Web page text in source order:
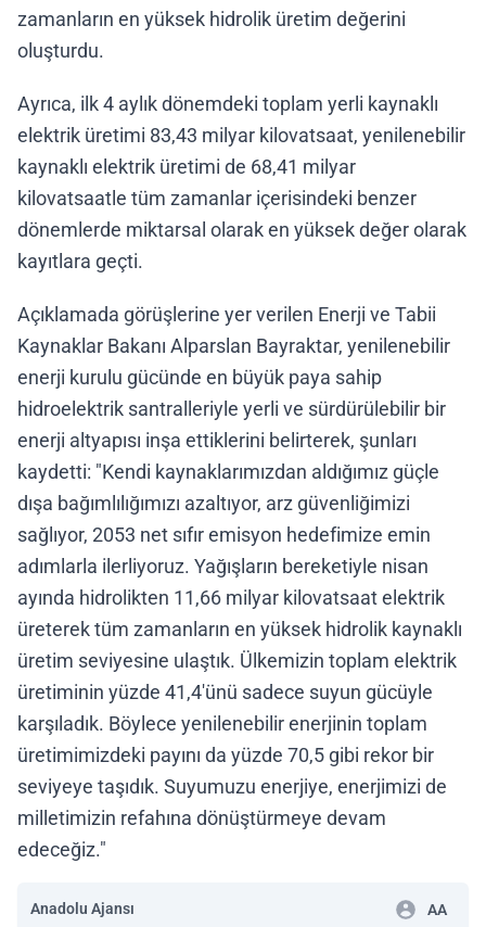
zamanların en yüksek hidrolik üretim değerini
oluşturdu.
Ayrıca, ilk 4 aylık dönemdeki toplam yerli kaynaklı
elektrik üretimi 83,43 milyar kilovatsaat, yenilenebilir
kaynaklı elektrik üretimi de 68,41 milyar
kilovatsaatle tüm zamanlar içerisindeki benzer
dönemlerde miktarsal olarak en yüksek değer olarak
kayıtlara geçti.
Açıklamada görüşlerine yer verilen Enerji ve Tabii
Kaynaklar Bakanı Alparslan Bayraktar, yenilenebilir
enerji kurulu gücünde en büyük paya sahip
hidroelektrik santralleriyle yerli ve sürdürülebilir bir
enerji altyapısı inşa ettiklerini belirterek, şunları
kaydetti: "Kendi kaynaklarımızdan aldığımız güçle
dışa bağımlılığımızı azaltıyor, arz güvenliğimizi
sağlıyor, 2053 net sıfır emisyon hedefimize emin
adımlarla ilerliyoruz. Yağışların bereketiyle nisan
ayında hidrolikten 11,66 milyar kilovatsaat elektrik
üreterek tüm zamanların en yüksek hidrolik kaynaklı
üretim seviyesine ulaştık. Ülkemizin toplam elektrik
üretiminin yüzde 41,4'ünü sadece suyun gücüyle
karşıladık. Böylece yenilenebilir enerjinin toplam
üretimimizdeki payını da yüzde 70,5 gibi rekor bir
seviyeye taşıdık. Suyumuzu enerjiye, enerjimizi de
milletimizin refahına dönüştürmeye devam
edeceğiz."
Anadolu Ajansı AA